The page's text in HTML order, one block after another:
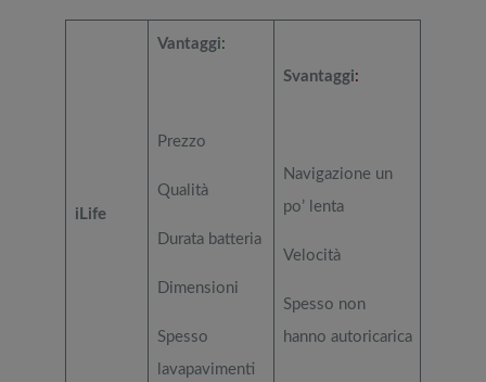
iLife
Vantaggi:
Prezzo
Qualità
Durata batteria
Dimensioni
Spesso
lavapavimenti
Svantaggi:
Navigazione un
po’ lenta
Velocità
Spesso non
hanno autoricarica